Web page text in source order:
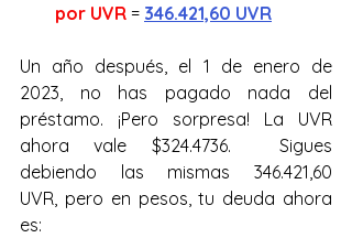
por UVR = 346.421,60 UVR
Un año después, el 1 de enero de
2023, no has pagado nada del
préstamo. ¡Pero sorpresa! La UVR
ahora vale $324.4736.  Sigues
debiendo las mismas 346.421,60
UVR, pero en pesos, tu deuda ahora
es: